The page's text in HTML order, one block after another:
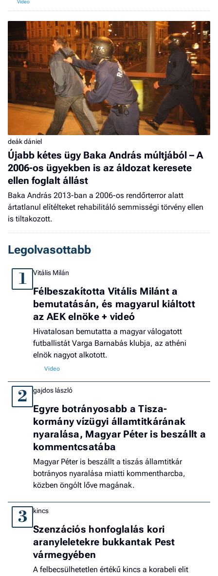
deák dániel
Újabb kétes ügy Baka András múltjából – A
2006-os ügyekben is az áldozat keresete
ellen foglalt állást
Baka András 2013-ban a 2006-os rendőrterror alatt
ártatlanul elítélteket rehabilitáló semmisségi törvény ellen
is tiltakozott.
Legolvasottabb
1 Vitális Milán
Félbeszakította Vitális Milánt a
bemutatásán, és magyarul kiáltott
az AEK elnöke + videó
Hivatalosan bemutatta a magyar válogatott
futballistát Varga Barnabás klubja, az athéni
elnök nagyot alkotott.
2 gajdos lászló
Egyre botrányosabb a Tisza-
kormány vízügyi államtitkárának
nyaralása, Magyar Péter is beszállt a
kommentcsatába
Magyar Péter is beszállt a tiszás államtitkár
botrányos nyaralása miatti kommentharcba,
közben öngólt lőve magának.
3 kincs
Szenzációs honfoglalás kori
aranyleletekre bukkantak Pest
vármegyében
A felbecsülhetetlen értékű kincs a korabeli elit